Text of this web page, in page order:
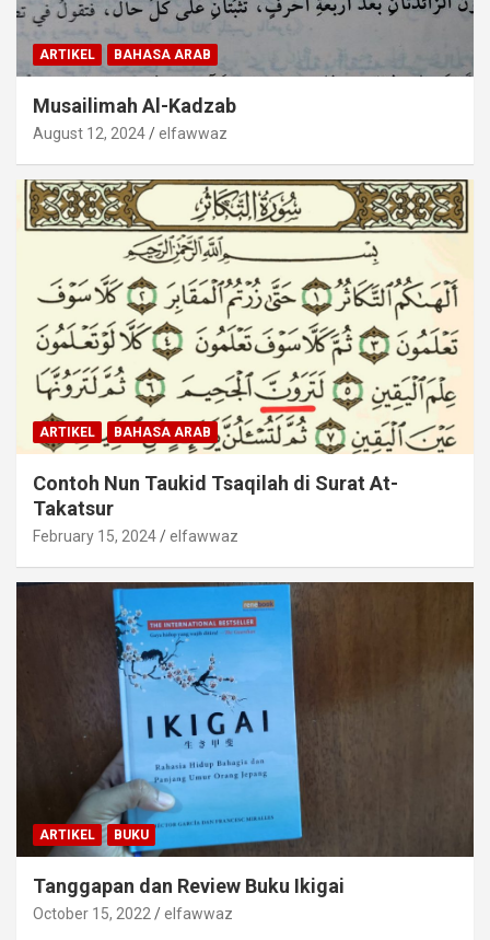
ARTIKEL BAHASA ARAB
Musailimah Al-Kadzab
August 12, 2024 elfawwaz
ARTIKEL BAHASA ARAB
Contoh Nun Taukid Tsaqilah di Surat At-
Takatsur
February 15, 2024 elfawwaz
ARTIKEL BUKU
Tanggapan dan Review Buku Ikigai
October 15, 2022 elfawwaz